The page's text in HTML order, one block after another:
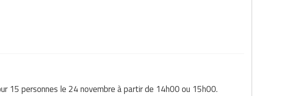
15 personnes le 24 novembre à partir de 14h00 ou 15h00.